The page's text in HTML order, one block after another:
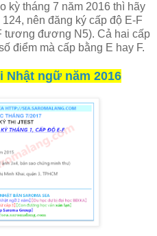
kỳ tháng 7 năm 2016 thì hãy
nên đăng ký cấp độ E-F
tương đương N5). Cả hai cấp
điểm mà cấp bằng E hay F.
Nhật ngữ năm 2016